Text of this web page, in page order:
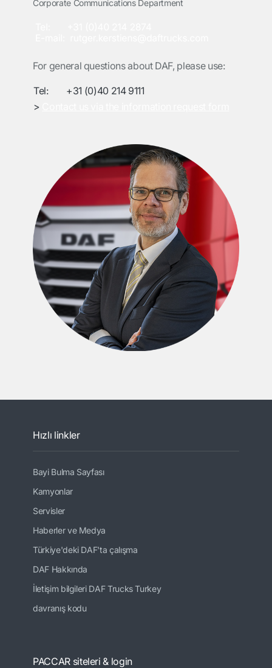
Corporate Communications Department
For general questions about DAF, please use:
Tel:
+31 (0)40 214 9111
>
Hızlı linkler
Bayi Bulma Sayfası
Kamyonlar
Servisler
Haberler ve Medya
Türkiye'deki DAF'ta çalışma
DAF Hakkında
İletişim bilgileri DAF Trucks Turkey
davranış kodu
PACCAR siteleri & login